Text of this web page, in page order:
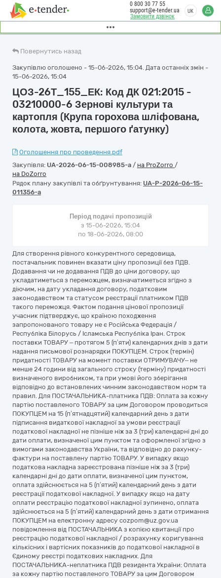
Замовити дзвінок
0 800 30 77 55
support@e-tender.ua
UK
Повернутись назад
Закупівлю оголошено - 15-06-2026, 15:04. Дата останніх змін -
15-06-2026, 15:04
ЦОЗ-26Т_155_ЕК: Код ДК 021:2015 -
03210000-6 Зернові культури та
картопля (Крупа горохова шліфована,
колота, жовта, першого ґатунку)
Оголошення про проведення.pdf
Закупівля: UA-2026-06-15-008985-a / на ProZorro /
на DoZorro
Рядок плану закупівлі та обґрунтування: UA-P-2026-06-15-
011356-a
Період подачі пропозицій
з 15-06-2026, 15:04
по 18-06-2026, 08:00
Для створення рівного конкурентного середовища,
постачальник повинен вказати ціну пропозиції без ПДВ.
Додавання чи не додавання ПДВ до ціни договору, що
укладатиметься з переможцем, визначатиметься згідно з
діючим, на дату укладання договору, податковим
законодавством та статусом реєстрації платником ПДВ
такого переможця. Фактом подання цінової пропозиції
учасник підтверджує, що країною походження
запропонованого товару не є Російська Федерація /
Республіка Білорусь / Ісламська Республіка Іран. Строк
поставки ТОВАРУ – протягом 5 (п’яти) календарних днів з дати
надання письмової рознарядки ПОКУПЦЕМ. Строк (термін)
придатності ТОВАРУ на момент поставки ОТРИМУВАЧУ– не
менше 24 години від загального строку (терміну) придатності
визначеного виробником, та при умові його зберігання
відповідно до встановлених чинним законодавством норм та
правил. Для ПОСТАЧАЛЬНИКА-платника ПДВ: Оплата за кожну
партію поставленого ТОВАРУ за цим Договором проводиться
ПОКУПЦЕМ на 15 (п’ятнадцятий) календарний день з дати
підписання видаткової накладної за умови реєстрації
податкової накладної не пізніше ніж за 3 (три) календарні дні до
дати оплати, визначеної цим пунктом та оформленої згідно з
вимогами законодавства України, та відповідно до рахунку-
фактури на поставлену партію ТОВАРУ. У випадку якщо
податкова накладна зареєстрована пізніше ніж за 3 (три)
календарні дні до дати оплати, визначеної цим пунктом,
оплата здійснюється на 5 (п’ятий) календарний день з дати
реєстрації податкової накладної. У випадку якщо на дату
оплати реєстрацію податкової накладної зупинено, оплата
здійснюється на 5 (п’ятий) календарний день з дати отримання
ПОКУПЦЕМ на електронну адресу cozpom@uz.gov.ua
повідомлення від ПОСТАЧАЛЬНИКА з копією квитанції про
реєстрацію податкової накладної / розрахунку коригування
кількісних і вартісних показників до податкової накладної в
Єдиному реєстрі податкових накладних. Для
ПОСТАЧАЛЬНИКА-неплатника ПДВ резидента України: Оплата
за кожну партію поставленого ТОВАРУ за цим Договором